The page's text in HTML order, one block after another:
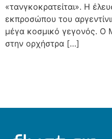
«τανγκοκρατείται». Η
εκπροσώπου του
μέγα κοσμικό γεγονός. Ο
στην ορχήστρα […]